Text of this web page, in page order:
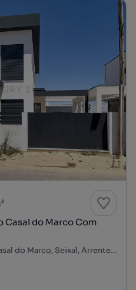
Casal do Marco Com
Rua António Maria Lisboa, Casal do Marco, Seixal, Arrentela e Aldeia de Paio Pires, Seixal, Setúbal